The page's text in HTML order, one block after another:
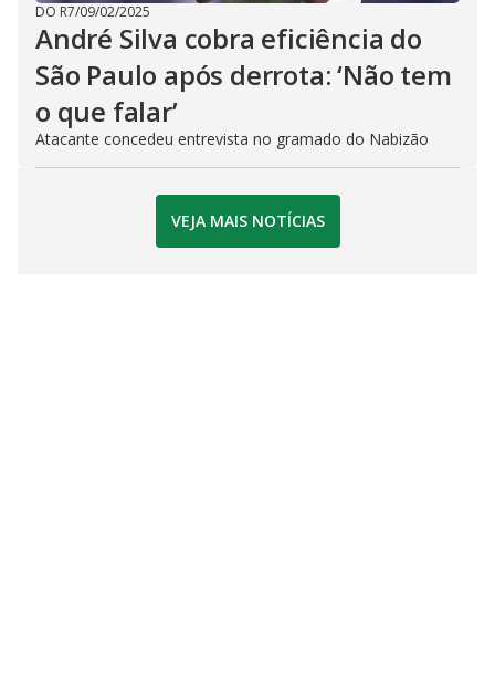
DO R7/09/02/2025
André Silva cobra eficiência do
São Paulo após derrota: ‘Não tem
o que falar’
Atacante concedeu entrevista no gramado do Nabizão
VEJA MAIS NOTÍCIAS